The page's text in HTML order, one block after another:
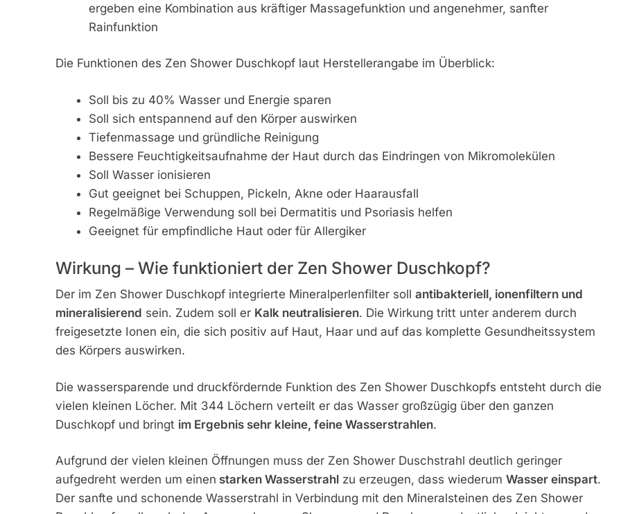
ergeben eine Kombination aus kräftiger Massagefunktion und angenehmer, sanfter
Rainfunktion
Die Funktionen des Zen Shower Duschkopf laut Herstellerangabe im Überblick:
Soll bis zu 40% Wasser und Energie sparen
Soll sich entspannend auf den Körper auswirken
Tiefenmassage und gründliche Reinigung
Bessere Feuchtigkeitsaufnahme der Haut durch das Eindringen von Mikromolekülen
Soll Wasser ionisieren
Gut geeignet bei Schuppen, Pickeln, Akne oder Haarausfall
Regelmäßige Verwendung soll bei Dermatitis und Psoriasis helfen
Geeignet für empfindliche Haut oder für Allergiker
Wirkung – Wie funktioniert der Zen Shower Duschkopf?
Der im Zen Shower Duschkopf integrierte Mineralperlenfilter soll antibakteriell, ionenfiltern und
mineralisierend sein. Zudem soll er Kalk neutralisieren. Die Wirkung tritt unter anderem durch
freigesetzte Ionen ein, die sich positiv auf Haut, Haar und auf das komplette Gesundheitssystem
des Körpers auswirken.
Die wassersparende und druckfördernde Funktion des Zen Shower Duschkopfs entsteht durch die
vielen kleinen Löcher. Mit 344 Löchern verteilt er das Wasser großzügig über den ganzen
Duschkopf und bringt im Ergebnis sehr kleine, feine Wasserstrahlen.
Aufgrund der vielen kleinen Öffnungen muss der Zen Shower Duschstrahl deutlich geringer
aufgedreht werden um einen starken Wasserstrahlzu erzeugen, dass wiederum Wasser einspart.
Der sanfte und schonende Wasserstrahl in Verbindung mit den Mineralsteinen des Zen Shower